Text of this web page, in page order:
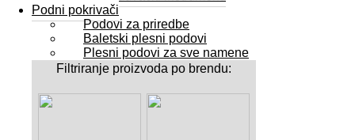
Podni pokrivači
Podovi za priredbe
Baletski plesni podovi
Plesni podovi za sve namene
Filtriranje proizvoda po brendu: